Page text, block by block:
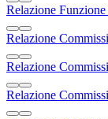
Relazione
Relazione
Relazione
Relazione